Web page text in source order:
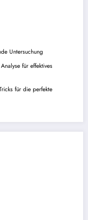
Untersuchung
für effektives
für die perfekte